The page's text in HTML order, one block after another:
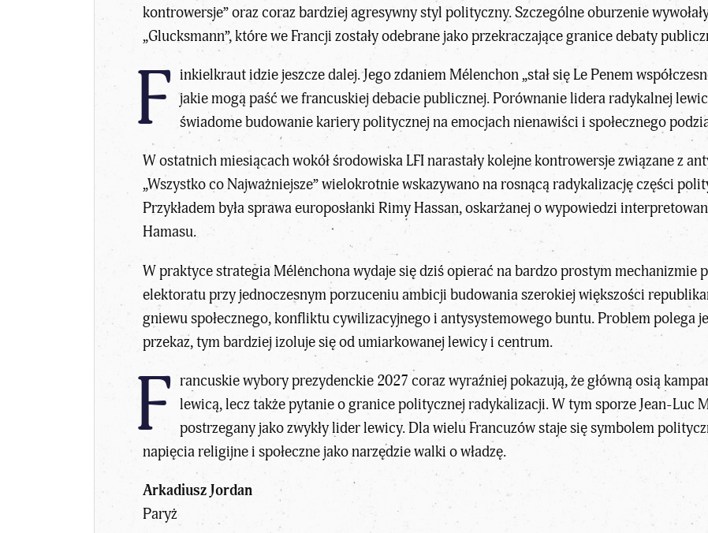
kontrowersje” oraz coraz bardziej agresywny styl polityczny. Szczególne oburzenie
„Glucksmann”, które we Francji zostały odebrane jako przekraczające granice debaty
F inkielkraut idzie jeszcze dalej. Jego zdaniem Mélenchon „stał się Le Penem
jakie mogą paść we francuskiej debacie publicznej. Porównanie lidera radykalnej
świadome budowanie kariery politycznej na emocjach nienawiści i społecznego
W ostatnich miesiącach wokół środowiska LFI narastały kolejne kontrowersje związane z
„Wszystko co Najważniejsze” wielokrotnie wskazywano na rosnącą radykalizację części
Przykładem była sprawa europosłanki Rimy Hassan, oskarżanej o wypowiedzi
Hamasu.
W praktycestrategia Mélenchonawydaje się dziś opierać na bardzo prostym mechanizmie
elektoratu przy jednoczesnym porzuceniu ambicji budowania szerokiej większości
gniewu społecznego, konfliktu cywilizacyjnego i antysystemowego buntu. Problem polega
przekaz, tym bardziej izoluje się od umiarkowanej lewicy i centrum.
F rancuskie wybory prezydenckie 2027 coraz wyraźniej pokazują, że główną osią
lewicą, lecz także pytanie o granice politycznej radykalizacji. W tym sporze Jean-Luc
postrzegany jako zwykły lider lewicy. Dla wielu Francuzów staje się symbolem
napięcia religijne i społeczne jako narzędzie walki o władzę.
Arkadiusz Jordan
Paryż